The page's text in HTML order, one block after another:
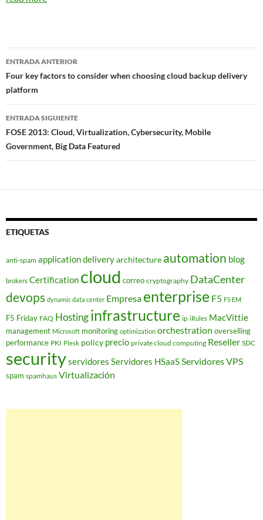
Navegador
de
entradas
ENTRADA ANTERIOR
Four key factors to consider when choosing cloud backup delivery
platform
ENTRADA SIGUIENTE
FOSE 2013: Cloud, Virtualization, Cybersecurity, Mobile
Government, Big Data Featured
ETIQUETAS
anti-spam application deliveryarchitecture automation blog
brokers Certification cloud correo cryptography DataCenter
devops dynamic data center Empresa enterprise F5 F5 EM
F5 Friday FAQ Hostinginfrastructure ip iRules MacVittie
management Microsoft monitoring optimization orchestration overselling
performance PKI Plesk policy precio private cloud computing Reseller SDC
securityservidores Servidores HSaaSServidores VPS
spam spamhaus Virtualización